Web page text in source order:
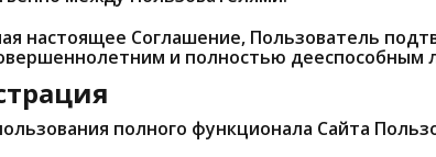
настоящее Соглашение, Пользователь
и полностью дееспособным
полного функционала Сайта